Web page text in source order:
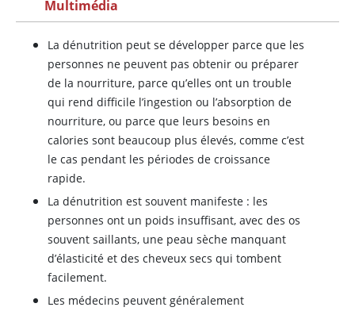
Multimédia
La dénutrition peut se développer parce que les
personnes ne peuvent pas obtenir ou préparer
de la nourriture, parce qu’elles ont un trouble
qui rend difficile l’ingestion ou l’absorption de
nourriture, ou parce que leurs besoins en
calories sont beaucoup plus élevés, comme c’est
le cas pendant les périodes de croissance
rapide.
La dénutrition est souvent manifeste : les
personnes ont un poids insuffisant, avec des os
souvent saillants, une peau sèche manquant
d’élasticité et des cheveux secs qui tombent
facilement.
Les médecins peuvent généralement